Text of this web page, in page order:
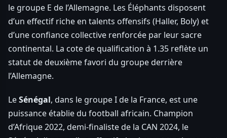
le groupe E de l’Allemagne. Les Éléphants disposent
d’un effectif riche en talents offensifs (Haller, Boly) et
d’une confiance collective renforcée par leur sacre
continental. La cote de qualification à 1.35 reflète un
statut de deuxième favori du groupe derrière
l’Allemagne.
LeSénégal, dans le groupe I de la France, est une
puissance établie du football africain. Champion
d’Afrique 2022, demi-finaliste de la CAN 2024, le